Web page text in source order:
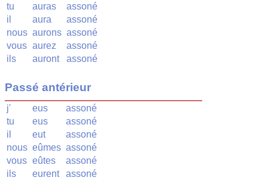
tu
auras
assoné
il
aura
assoné
nous aurons assoné
vous aurez
assoné
ils
auront assoné
Passé antérieur
j' eus
assoné
tu
eus
assoné
il
eut
assoné
nous eûmes assoné
vous eûtes
assoné
ils
eurent assoné